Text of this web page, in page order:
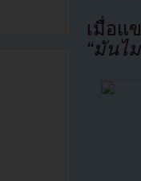
เมื่อแ
“มันไ